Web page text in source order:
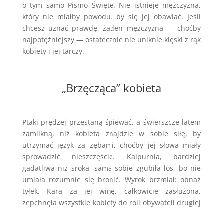
o tym samo Pismo Święte. Nie istnieje mężczyzna,
który nie miałby powodu, by się jej obawiać. Jeśli
chcesz uznać prawdę, żaden mężczyzna — choćby
najpotężniejszy — ostatecznie nie uniknie klęski z rąk
kobiety i jej tarczy.
„Brzęcząca” kobieta
Ptaki prędzej przestaną śpiewać, a świerszcze latem
zamilkną, niż kobieta znajdzie w sobie siłę, by
utrzymać język za zębami, choćby jej słowa miały
sprowadzić nieszczęście. Kalpurnia, bardziej
gadatliwa niż sroka, sama sobie zgubiła los, bo nie
umiała rozumnie się bronić. Wyrok brzmiał: obnaż
tyłek. Kara za jej winę, całkowicie zasłużona,
zepchnęła wszystkie kobiety do roli obywateli drugiej